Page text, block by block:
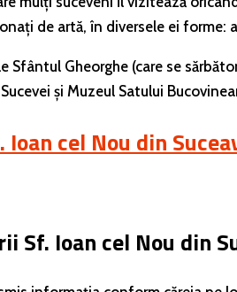
de artă, în diversele ei forme:
Sfântul Gheorghe (care se
și Muzeul Satului
Sf. Ioan cel Nou din